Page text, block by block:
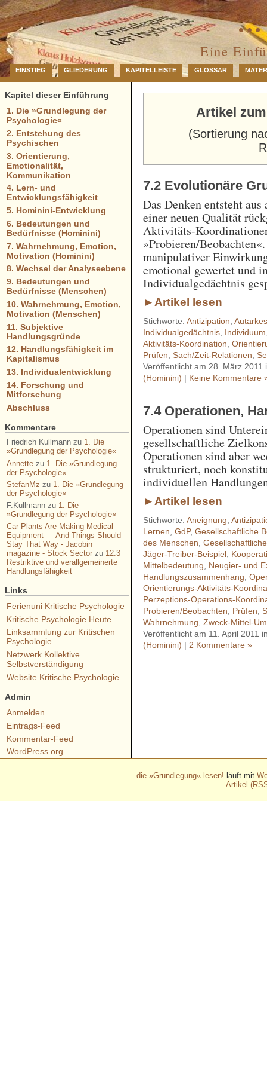
…
Eine
EINSTIEG GLIEDERUNG KAPITELLEISTE GLOSSAR
Artikel
(Sortierung
7.2 Evolutionäre
Das Denken entsteht
einer neuen Qualität
Aktivitäts-
»Probieren/
manipulativer
emotional gewertet und
Individualgedächtnis
►Artikel lesen
Stichworte:Antizipation ,
Individualgedächtnis Individuum
Aktivitäts-Koordination ,
Prüfen ,Sach/Zeit-Relationen ,
Veröffentlicht am 28. März 2011
(Hominini) | Keine Kommentare
7.4 Operationen,
Operationen sind
gesellschaftliche
Operationen sind aber
strukturiert, noch
individuellen
►Artikel lesen
Stichworte:Aneignung ,
Lernen ,GdP,Gesellschaftliche
des Menschen ,
Jäger-Treiber-Beispiel
Mittelbedeutung
Neugier- und
Handlungszusammenhang ,
Orientierungs-Aktivitäts-
Perzeptions-Operations-
Probieren/Beobachten
Prüfen ,
Wahrnehmung ,Zweck-Mittel-
Veröffentlicht am 11. April 2011
(Hominini) | 2 Kommentare »
Kapitel dieser Einführung
1. Die »Grundlegung der
Psychologie«
2. Entstehung des
Psychischen
3. Orientierung,
Emotionalität,
Kommunikation
4. Lern- und
Entwicklungsfähigkeit
5. Hominini-Entwicklung
6. Bedeutungen und
Bedürfnisse (Hominini)
7. Wahrnehmung, Emotion,
Motivation (Hominini)
8. Wechsel der Analyseebene
9. Bedeutungen und
Bedürfnisse (Menschen)
10. Wahrnehmung, Emotion,
Motivation (Menschen)
11. Subjektive
Handlungsgründe
12. Handlungsfähigkeit im
Kapitalismus
13. Individualentwicklung
14. Forschung und
Mitforschung
Abschluss
Kommentare
Friedrich Kullmannzu 1. Die
»Grundlegung der Psychologie«
Annettezu 1. Die »Grundlegung
der Psychologie«
StefanMz zu 1. Die »Grundlegung
der Psychologie«
F.Kullmannzu 1. Die
»Grundlegung der Psychologie«
Car Plants Are Making Medical
Equipment — And Things Should
Stay That Way - Jacobin
magazine - Stock Sectorzu 12.3
Restriktive und verallgemeinerte
Handlungsfähigkeit
Links
Ferienuni Kritische Psychologie
Kritische Psychologie Heute
Linksammlung zur Kritischen
Psychologie
Netzwerk Kollektive
Selbstverständigung
Website Kritische Psychologie
Admin
Anmelden
Eintrags-Feed
Kommentar-Feed
WordPress.org
… die »Grundlegung« lesen! läuft mit
Artikel